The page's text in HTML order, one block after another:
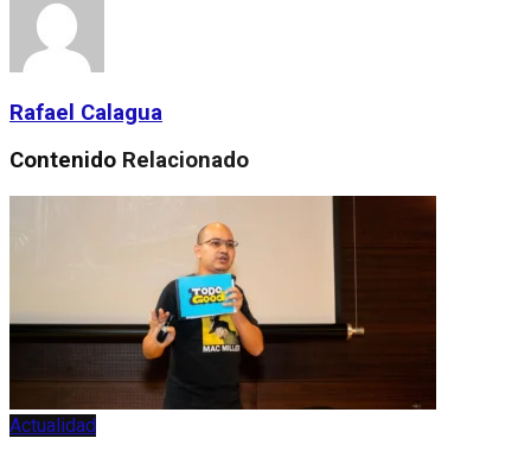
Rafael Calagua
Contenido Relacionado
Actualidad